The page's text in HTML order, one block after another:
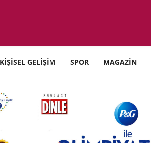
KİŞİSEL GELİŞİM SPOR MAGAZİN